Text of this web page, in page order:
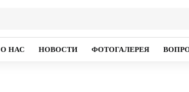
О НАС НОВОСТИ ФОТОГАЛЕРЕЯ